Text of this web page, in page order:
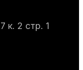
к. 2 стр. 1